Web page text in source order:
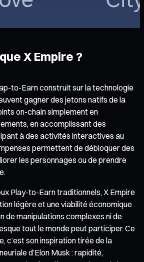
X Empire ?
to-Earn construit sur la technologie
gagner des jetons natifs de la
on-chain simplement en
en accomplissant des
à des activités interactives au
permettent de débloquer des
les personnages ou de prendre
Play-to-Earn traditionnels, X Empire
légère et une viabilité économique
de manipulations complexes ni de
tout le monde peut participer. Ce
c’est son inspiration tirée de la
d’Elon Musk : rapidité,